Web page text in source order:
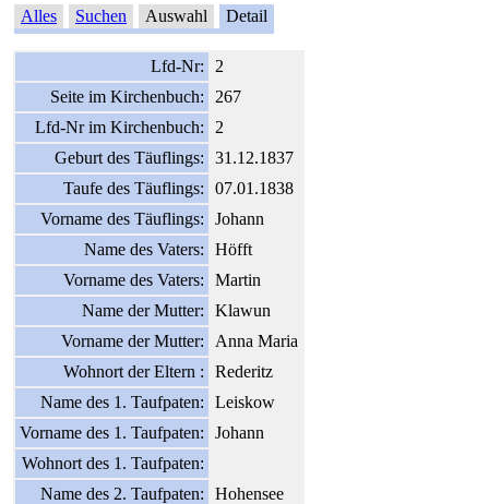
Alles Suchen Auswahl Detail
Lfd-Nr:
2
Seite im Kirchenbuch:
267
Lfd-Nr im Kirchenbuch:
2
Geburt des Täuflings:
31.12.1837
Taufe des Täuflings:
07.01.1838
Vorname des Täuflings:
Johann
Name des Vaters:
Höfft
Vorname des Vaters:
Martin
Name der Mutter:
Klawun
Vorname der Mutter:
Anna Maria
Wohnort der Eltern :
Rederitz
Name des 1. Taufpaten:
Leiskow
Vorname des 1. Taufpaten:
Johann
Wohnort des 1. Taufpaten:
Name des 2. Taufpaten:
Hohensee